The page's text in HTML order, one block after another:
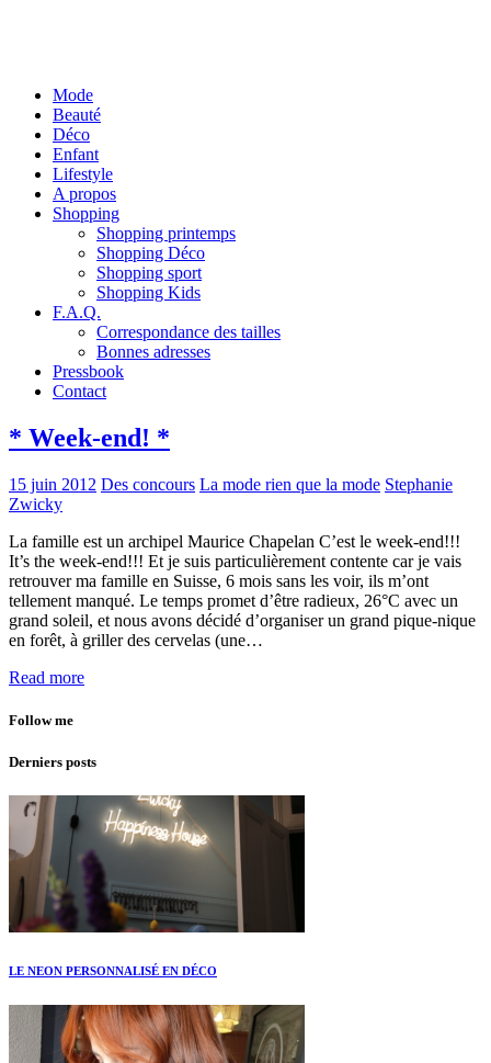
Mode
Beauté
Déco
Enfant
Lifestyle
A propos
Shopping
Shopping printemps
Shopping Déco
Shopping sport
Shopping Kids
F.A.Q.
Correspondance des tailles
Bonnes adresses
Pressbook
Contact
* Week-end! *
15 juin 2012 Des concours La mode rien que la mode Stephanie
Zwicky
La famille est un archipel Maurice Chapelan C’est le week-end!!!
It’s the week-end!!! Et je suis particulièrement contente car je vais
retrouver ma famille en Suisse, 6 mois sans les voir, ils m’ont
tellement manqué. Le temps promet d’être radieux, 26°C avec un
grand soleil, et nous avons décidé d’organiser un grand pique-nique
en forêt, à griller des cervelas (une…
Read more
Follow me
Derniers posts
LE NEON PERSONNALISÉ EN DÉCO